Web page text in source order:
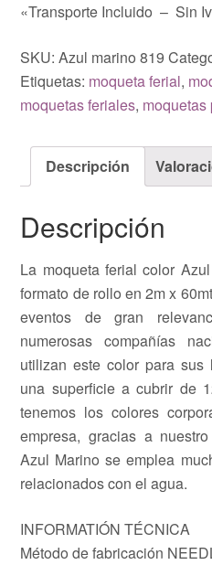
«Transporte Incluido – Sin
SKU:Azul marino 819
Etiquetas: moqueta ferial,
moquetas feriales, moquetas
Descripción
Descripción
La moqueta ferial color
formato de rollo en 2m x
eventos de gran
numerosas compañías
utilizan este color para sus
una superficie a cubrir de
tenemos los colores
empresa, gracias a
Azul Marino se emplea
relacionados con el agua.
INFORMATIÓN TÉCNICA
Método de fabricación